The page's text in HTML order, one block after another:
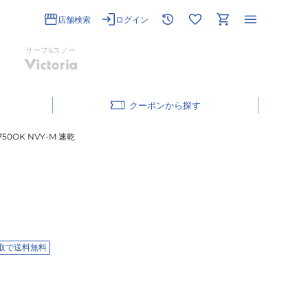
店舗検索 ログイン
サーフ&スノー
クーポン
NVY-M 速乾
で送料無料